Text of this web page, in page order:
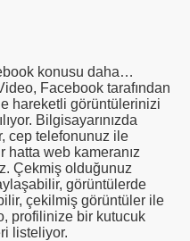
konusu daha…
Facebook tarafından
hareketli görüntülerinizi
Bilgisayarınızda
cep telefonunuz ile
hatta web kameranız
Çekmiş olduğunuz
görüntülerde
çekilmiş görüntüler ile
profilinize bir kutucuk
listeliyor.